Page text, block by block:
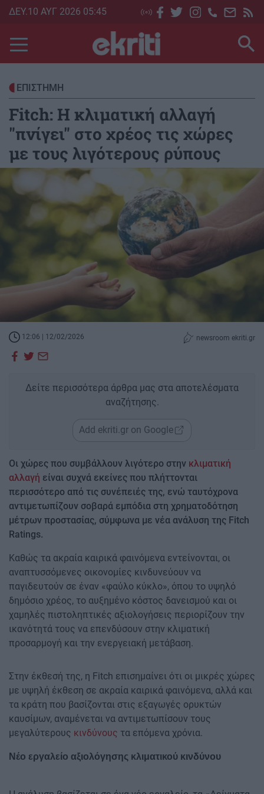
Skip
main
content
ΔΕΥ.10 ΑΥΓ 2026 05:45
ΕΠΙΣΤΗΜΗ
Fitch: Η κλιματική αλλαγή
"πνίγει" στο χρέος τις χώρες
με τους λιγότερους ρύπους
12:06 | 12/02/2026 newsroom ekriti.gr
Δείτε περισσότερα άρθρα μας στα αποτελέσματα
αναζήτησης.
Add ekriti.gr on Google
Οι χώρες που συμβάλλουν λιγότερο στην κλιματική
αλλαγή είναι συχνά εκείνες που πλήττονται
περισσότερο από τις συνέπειές της, ενώ ταυτόχρονα
αντιμετωπίζουν σοβαρά εμπόδια στη χρηματοδότηση
μέτρων προστασίας, σύμφωνα με νέα ανάλυση της Fitch
Ratings.
Καθώς τα ακραία καιρικά φαινόμενα εντείνονται, οι
αναπτυσσόμενες οικονομίες κινδυνεύουν να
παγιδευτούν σε έναν «φαύλο κύκλο», όπου το υψηλό
δημόσιο χρέος, το αυξημένο κόστος δανεισμού και οι
χαμηλές πιστοληπτικές αξιολογήσεις περιορίζουν την
ικανότητά τους να επενδύσουν στην κλιματική
προσαρμογή και την ενεργειακή μετάβαση.
Στην έκθεσή της, η Fitch επισημαίνει ότι οι μικρές χώρες
με υψηλή έκθεση σε ακραία καιρικά φαινόμενα, αλλά και
τα κράτη που βασίζονται στις εξαγωγές ορυκτών
καυσίμων, αναμένεται να αντιμετωπίσουν τους
μεγαλύτερους κινδύνους τα επόμενα χρόνια.
Νέο εργαλείο αξιολόγησης κλιματικού κινδύνου